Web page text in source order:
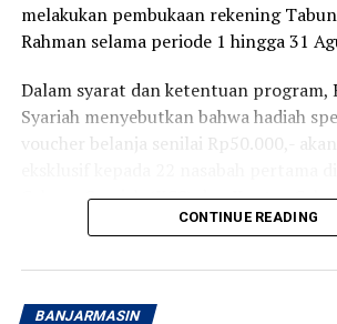
melakukan pembukaan rekening
Rahman selama periode 1 hingga 31
Dalam syarat dan ketentuan program,
Syariah menyebutkan bahwa hadiah
voucher belanja senilai Rp50.000,- akan
Cabang Syariah (KCS) dan Kantor
Untuk mendapatkan hadiah tersebut,
perlu melakukan pembukaan rekening
CONTINUE READING
BANJARMASIN